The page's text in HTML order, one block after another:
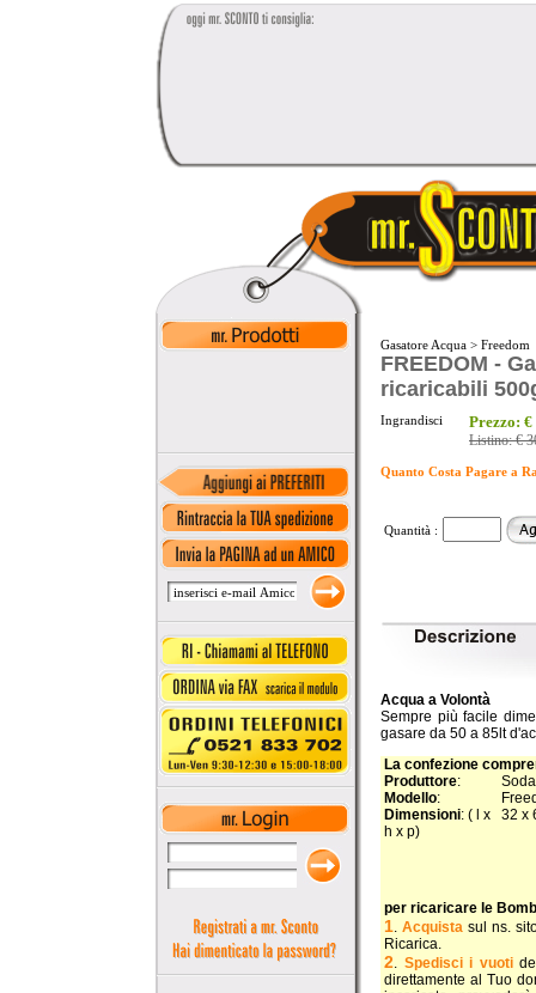
Gasatore Acqua > Freedom
FREEDOM -
ricaricabili
Ingrandisci Prezzo: €
Listino:€
Quanto Costa Pagare a
Quantità :
Acqua a Volontà
Sempre più facile
gasare da 50 a 85lt
La confezione
Produttore:
Modello:
Dimensioni: ( l x
h x p)
32 x
per ricaricare le
1 Acquista sul ns.
Ricarica.
2 Spedisci i vuoti
direttamente al Tuo